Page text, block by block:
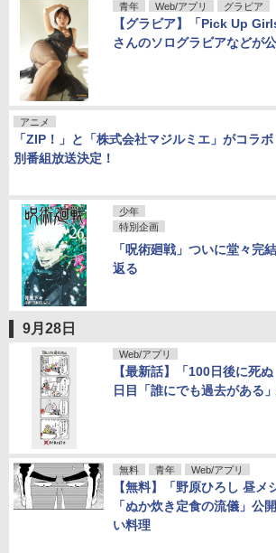
青年 Web/アプリ グラビア
【グラビア】「Pick Up
さんのソログラビアなどが公
アニメ
「ZIP！」と「株式会社マジルミエ」がコラ
別番組放送決定！
少年
特別企画
「呪術廻戦」ついに堂々完
返る
9月28日
Web/アプリ
【最新話】「100日後に死
日目「誰にでも過去がある
無料 青年 Web/アプリ
【無料】「野原ひろし 昼メ
「ぬか炊き定食の流儀」公
い料理